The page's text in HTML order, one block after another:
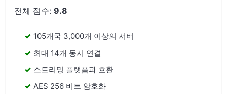
전체 점수:9.8
105개국 3,000개 이상의 서버
최대 14개 동시 연결
스트리밍 플랫폼과 호환
AES 256 비트 암호화